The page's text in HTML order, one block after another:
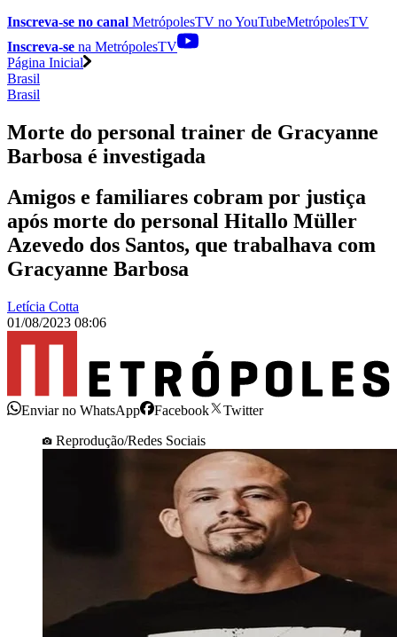
Inscreva-se no canal MetrópolesTV noYouTubeMetrópolesTV
Inscreva-se na MetrópolesTV
Página Inicial
Brasil
Brasil
Morte do personal trainer de Gracyanne
Barbosa é investigada
Amigos e familiares cobram por justiça
após morte do personal Hitallo Müller
Azevedo dos Santos, que trabalhava com
Gracyanne Barbosa
Letícia Cotta
01/08/2023 08:06
Enviar no WhatsApp Facebook
Twitter
Reprodução/Redes Sociais